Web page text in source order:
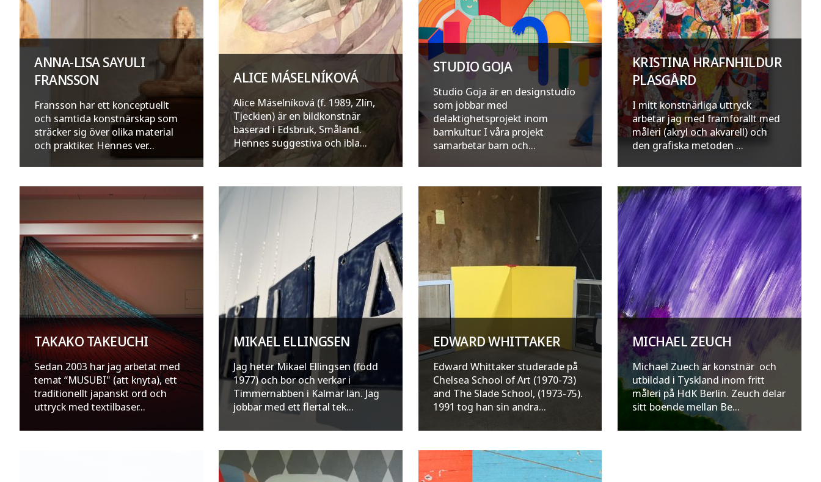
ANNA-LISA SAYULI
FRANSSON
Fransson har ett konceptuellt
och samtida konstnärskap som
sträcker sig över olika material
och praktiker. Hennes ver...
ALICE MÁSELNÍKOVÁ
Alice Máselníková (f. 1989, Zlín,
Tjeckien) är en bildkonstnär
baserad i Edsbruk, Småland.
Hennes suggestiva och ibla...
STUDIO GOJA
Studio Goja är en designstudio
som jobbar med
delaktighetsprojekt inom
barnkultur. I våra projekt
samarbetar barn och...
KRISTINA HRAFNHILDUR
PLASGÅRD
I mitt konstnärliga uttryck
arbetar jag med framförallt med
måleri (akryl och akvarell) och
den grafiska metoden ...
TAKAKO TAKEUCHI
Sedan 2003 har jag arbetat med
temat “MUSUBI" (att knyta), ett
traditionellt japanskt ord och
uttryck med textilbaser...
MIKAEL ELLINGSEN
Jag heter Mikael Ellingsen (född
1977) och bor och verkar i
Timmernabben i Kalmar län. Jag
jobbar med ett flertal tek...
EDWARD WHITTAKER
Edward Whittaker studerade på
Chelsea School of Art (1970-73)
and The Slade School, (1973-75).
1991 tog han sin andra...
MICHAEL ZEUCH
Michael Zuech är konstnär och
utbildad i Tyskland inom fritt
måleri på HdK Berlin. Zeuch delar
sitt boende mellan Be...